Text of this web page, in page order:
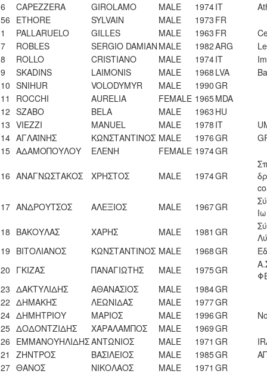
6
CAPEZZERA GIROLAMO MALE 1974IT
56 ETHORE SYLVAIN MALE 1973 FR
1
PALLARUELO GILLES MALE 1963 FR
7
ROBLES SERGIO DAMIAN MALE 1982ARG
8
ROLLO CRISTIANO MALE 1974IT
9
SKADINS LAIMONIS MALE 1968 LVA
10 SNIHUR VOLODYMYR MALE 1990GR
11
ROCCHI AURELIA FEMALE 1965MDA
12 SZABO BELA ΜALE 1963 HU
13 VIEZZI MANUEL MALE 1978 IT
14 ΑΓΛΑΪΝΗΣ ΚΩΝΣΤΑΝΤΙΝΟΣ MALE 1976GR
15 ΑΔΑΜΟΠΟΥΛΟΥ ΕΛΕΝΗ FEMALE 1974GR
16 ΑΝΑΓΝΩΣΤΑΚΟΣ ΧΡΗΣΤΟΣ MALE 1974GR
17 ΑΝΔΡΟΥΤΣΟΣ ΑΛΕΞΙΟΣ ΜALE 1967GR
18 ΒΑΚΟΥΛΑΣ ΧΑΡΗΣ MALE 1981 GR
19 ΒΙΤΟΛΙΑΝΟΣ ΚΩΝΣΤΑΝΤΙΝΟΣ MALE 1968GR
20 ΓΚΙΖΑΣ ΠΑΝΑΓΙΩΤΗΣ MALE 1975GR
23 ΔΑΚΤΥΛΙΔΗΣ ΑΘΑΝΑΣΙΟΣ MALE 1984GR
22 ΔΗΜΑΚΗΣ ΛΕΩΝΙΔΑΣ MALE 1977GR
24 ΔΗΜΗΤΡΙΟΥ ΜΑΡΙΟΣ MALE 1996GR
25 ΔΟΔΟΝΤΖΙΔΗΣ ΧΑΡΑΛΑΜΠΟΣ MALE 1969GR
26 ΕΜΜΑΝΟΥΗΛΙΔΗΣΑΝΤΩΝΙΟΣ MALE 1971 GR
21
ΖΗΝΤΡΟΣ ΒΑΣΙΛΕΙΟΣ MALE 1985GR
27 ΘΑΝΟΣ ΝΙΚΟΛΑΟΣ MALE 1971 GR